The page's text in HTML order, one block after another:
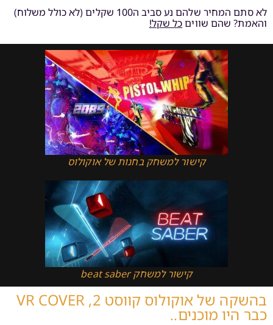
לא סתם המחיר שלהם נע סביב ה100 שקלים (לא כולל משלוח)
והאמת? שהם שוויםכל שקל!
קישור למשחק בחנות של אוקולוס
קישור למשחק beat saber
בהשקה של אוקולוס קווסט 2, VR COVER
כבר היו מוכנים..